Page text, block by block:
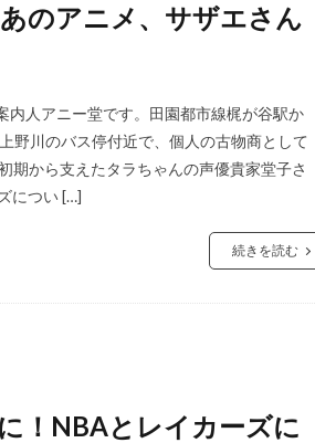
のアニメ、サザエさん
内人アニー堂です。田園都市線梶が谷駅か
野川のバス停付近で、個人の古物商として
期から支えたタラちゃんの声優貴家堂子さ
につい […]
続きを読む
！NBAとレイカーズに